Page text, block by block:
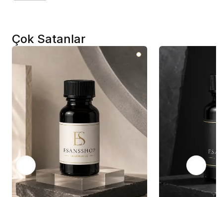
Çok Satanlar